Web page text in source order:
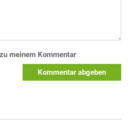
meinem Kommentar
Kommentar abgeben